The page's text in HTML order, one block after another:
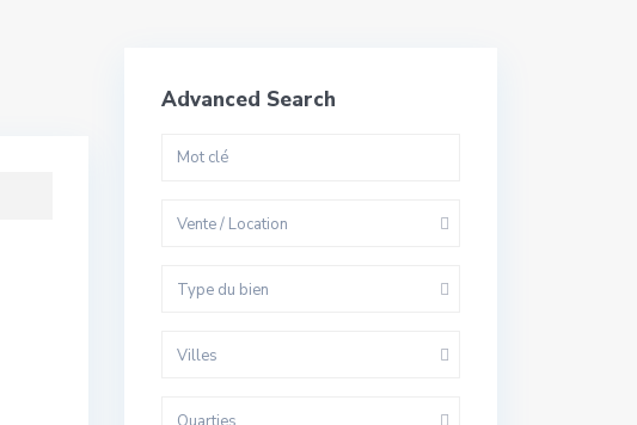
Advanced Search
Vente / Location
Type du bien
Villes